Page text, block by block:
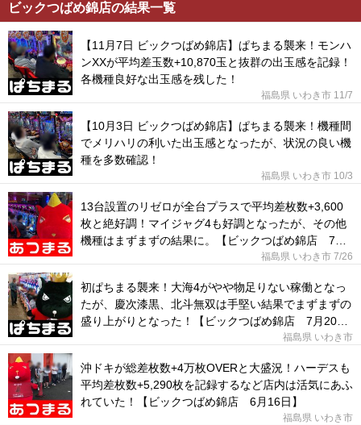
ビックつばめ錦店の結果一覧
【11月7日 ビックつばめ錦店】ぱちまる襲来！モンハ
ンXXが平均差玉数+10,870玉と抜群の出玉感を記録！
各機種良好な出玉感を残した！
福島県 いわき市 11/7
【10月3日 ビックつばめ錦店】ぱちまる襲来！機種間
でメリハリの利いた出玉感となったが、状況の良い機
種を多数確認！
福島県 いわき市 10/3
13台設置のリゼロが全台プラスで平均差枚数+3,600
枚と絶好調！マイジャグ4も好調となったが、その他
機種はまずまずの結果に。【ビックつばめ錦店 7月
福島県 いわき市 7/26
初ぱちまる襲来！大海4がやや物足りない稼働となっ
たが、慶次漆黒、北斗無双は手堅い結果でまずまずの
盛り上がりとなった！【ビックつばめ錦店 7月20
福島県 いわき市
沖ドキが総差枚数+4万枚OVERと大盛況！ハーデスも
平均差枚数+5,290枚を記録するなど店内は活気にあふ
れていた！【ビックつばめ錦店 6月16日】
福島県 いわき市